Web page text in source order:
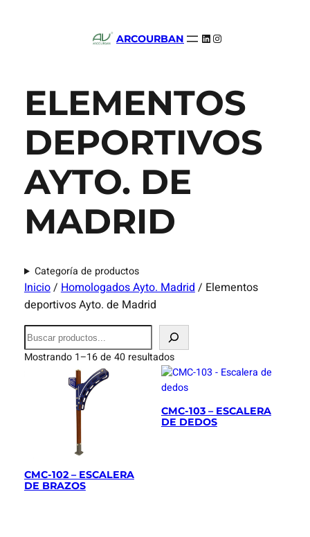
ARCOURBAN LinkedIn
Instagram
ELEMENTOS
DEPORTIVOS
AYTO. DE
MADRID
Categoría de productos
Inicio/Homologados Ayto. Madrid/ Elementos
deportivos Ayto. de Madrid
B
u
s
Mostrando 1–16 de 40 resultados
CMC-102 – ESCALERA
DE BRAZOS
CMC-103 – ESCALERA
DE DEDOS